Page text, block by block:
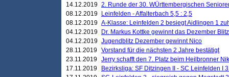
14.12.2019 2. Runde der 30. WÜrttembergischen
08.12.2019
Leinfelden - Affalterbach 5,5 : 2,5
08.12.2019 A-Klasse: Leinfelden 2 besiegt Aidlingen 1
04.12.2019
Dr. Markus Kottke gewinnt das Dezember
04.12.2019 Jugendblitz Dezember gewinnt Nico
28.11.2019 Vorstand für die nächsten 2 Jahre bestätigt
23.11.2019 Jerry schafft den 7. Platz beim Heilbronner
17.11.2019
Bezirksliga: SF Ditzingen II - SC Leinfelden I